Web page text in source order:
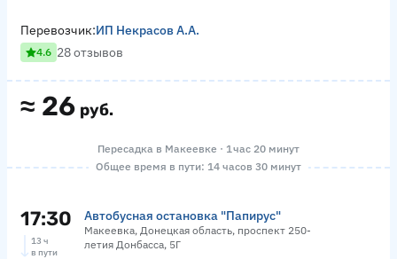
≈ 26 руб.
Перевозчик:ИП Некрасов А.А.
4.6 28 отзывов
Пересадка в Макеевке · 1 час 20 минут
Общее время в пути: 14 часов 30 минут
17:30 Автобусная остановка "Папирус"
Макеевка, Донецкая область, проспект 250-
летия Донбасса, 5Г
13 ч
в пути